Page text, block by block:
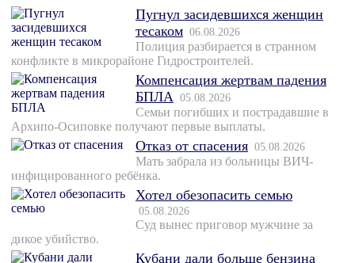
Пугнул засидевшихся женщин
тесаком 06.08.2026
Полиция разбирается в странном
конфликте в микрорайоне Гидростроителей.
Компенсация жертвам падения
БПЛА 05.08.2026
Семьи погибших и пострадавшие в
Архипо-Осиповке получают первые выплаты.
Отказ от спасения 05.08.2026
Мать забрала из больницы ВИЧ-
инфицированного ребёнка.
Хотел обезопасить семью
05.08.2026
Суд вынес приговор мужчине за
дикое убийство.
Кубани дали больше бензина